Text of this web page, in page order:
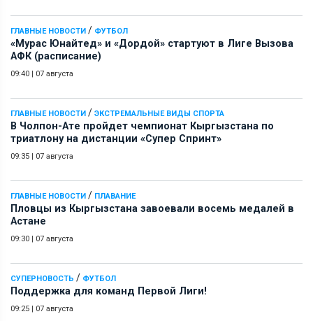
ГЛАВНЫЕ НОВОСТИ / ФУТБОЛ
«Мурас Юнайтед» и «Дордой» стартуют в Лиге Вызова
АФК (расписание)
09:40 | 07 августа
ГЛАВНЫЕ НОВОСТИ / ЭКСТРЕМАЛЬНЫЕ ВИДЫ СПОРТА
В Чолпон-Ате пройдет чемпионат Кыргызстана по
триатлону на дистанции «Супер Спринт»
09:35 | 07 августа
ГЛАВНЫЕ НОВОСТИ / ПЛАВАНИЕ
Пловцы из Кыргызстана завоевали восемь медалей в
Астане
09:30 | 07 августа
СУПЕРНОВОСТЬ / ФУТБОЛ
Поддержка для команд Первой Лиги!
09:25 | 07 августа